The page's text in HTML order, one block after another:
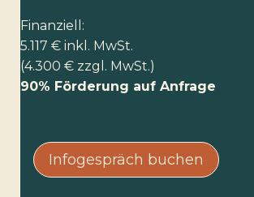
Finanziell:
5.117 € inkl. MwSt.
(4.300 € zzgl. MwSt.)
90% Förderung auf Anfrage
Infogespräch buchen